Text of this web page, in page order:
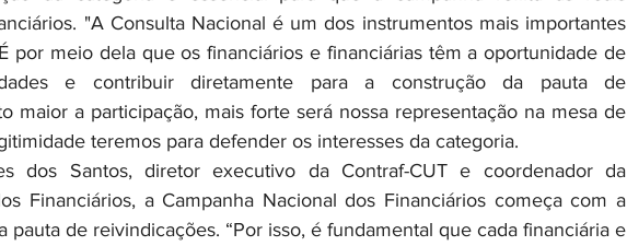
"A Consulta Nacional é um dos instrumentos mais importantes
por meio dela que os financiários e financiárias têm a oportunidade de
e contribuir diretamente para a construção da pauta de
maior a participação, mais forte será nossa representação na mesa de
teremos para defender os interesses da categoria.
Financiários, a Campanha Nacional dos Financiários começa com a
pauta de reivindicações. “Por isso, é fundamental que cada financiária e